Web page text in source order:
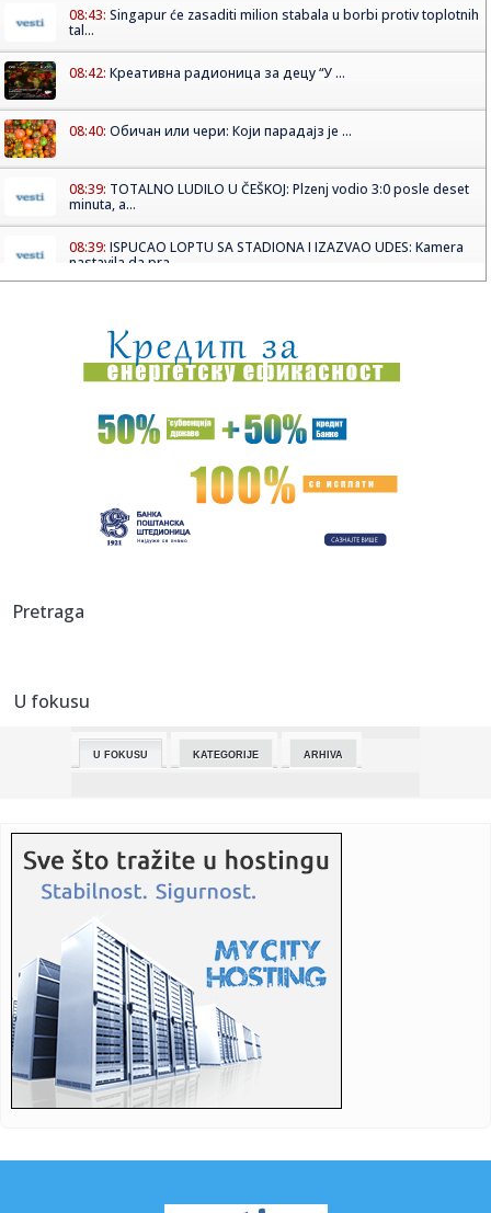
08:43: Singapur će zasaditi milion stabala u borbi protiv toplotnih
tal...
08:42: Креативна радионица за децу “У ...
08:40: Обичан или чери: Који парадајз је ...
08:39: TOTALNO LUDILO U ČEŠKOJ: Plzenj vodio 3:0 posle deset
minuta, a...
08:39: ISPUCAO LOPTU SA STADIONA I IZAZVAO UDES: Kamera
nastavila da pra...
08:38:Jeziv napad u Beogradu: Devojka (18) povređena nožem!
08:38:Сајам екологије на Новосадском ...
Leto se ne predaje, i narednih dana sunčano i veoma toplo
08:35:On je zvanično najbolji mladi trubač u Guči: "Nastaviću da
železničk...
08:33:
08:33: Pitomi, tužni Dunav i vonj osušenog mulja: BBC u Bezdanu
08:30:Poznati glumac otkrio zbog čega je mrzeo snimanje ovog
filma: "T...
08:28:Данас претежно сунчано, на истоку и ...
08:30:Tramp pred ključnom bitkom: Izbori koji mogu promeniti
Ameriku
08:27:NOLE NAPRAVIO ŠOU U HERCEG NOVOM: Izašao na binu, a
onda je Kan...
Pretraga
U fokusu
U FOKUSU KATEGORIJE ARHIVA